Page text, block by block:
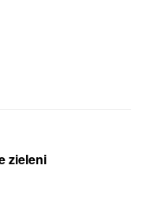
zieleni